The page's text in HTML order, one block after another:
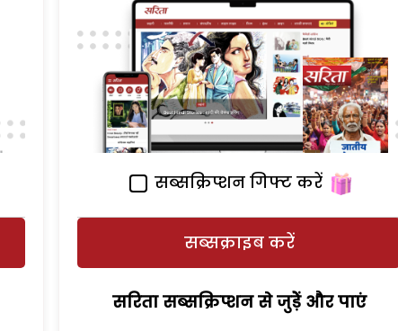
सब्सक्रिप्शन गिफ्ट करें
सब्सक्राइब करें
सरिता सब्सक्रिप्शन से जुड़ेें और पाएं